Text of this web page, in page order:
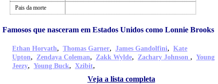
Pais da morte
Famosos que nasceram em Estados Unidos como Lonnie Brooks
Ethan Horvath, Thomas Garner, James Gandolfini, Kate
Upton, Zendaya Coleman, Zakk Wylde, Zachary Johnson , Young
Jeezy, Young Buck, Xzibit,
Veja a lista completa